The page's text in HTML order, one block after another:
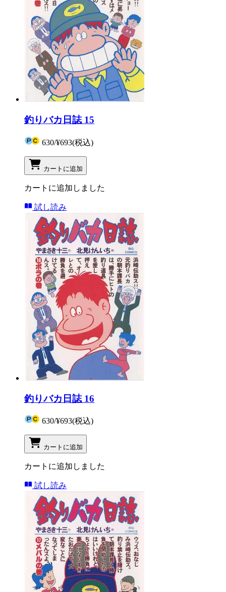
釣りバカ日誌 15
630/¥693(税込)
カートに追加
カートに追加しました
試し読み
釣りバカ日誌 16
630/¥693(税込)
カートに追加
カートに追加しました
試し読み